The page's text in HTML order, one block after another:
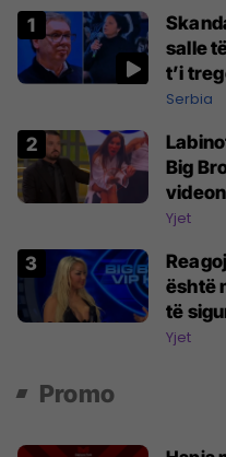
salle
t’i
nëna e
Serbia
Big
Yjet
është
të
Yjet
Promo